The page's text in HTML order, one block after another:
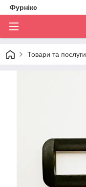
Фурнікс
Товари та послуги